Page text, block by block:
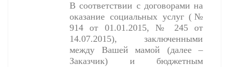
В соответствии с договорами на
оказание социальных услуг (№
914 от 01.01.2015, № 245 от
14.07.2015), заключенными
между Вашей мамой (далее –
Заказчик) и бюджетным